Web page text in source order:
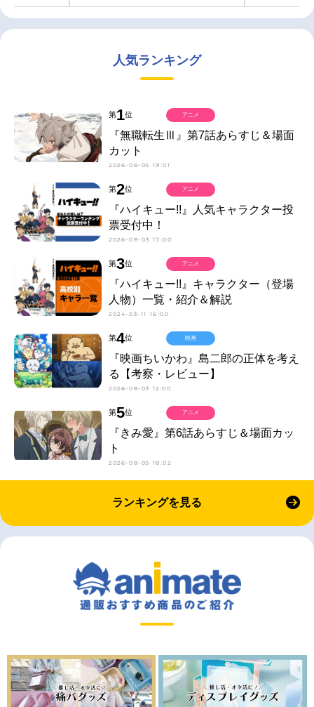
人気ランキング
第1位
『無職転生Ⅲ』第7話あらすじ＆場面
カット
2026-08-05 19:01
アニメ
第2位
『ハイキュー!!』人気キャラクター投
票受付中！
2026-08-03 17:00
アニメ
第3位
『ハイキュー!!』キャラクター（登場
人物）一覧・紹介＆解説
2024-03-11 16:00
アニメ
第4位
『映画ちいかわ』島二郎の正体を考え
る【考察・レビュー】
2026-08-03 12:00
映画
第5位
『きみ愛』第6話あらすじ＆場面カッ
ト
2026-08-05 18:02
アニメ
ランキングを見る